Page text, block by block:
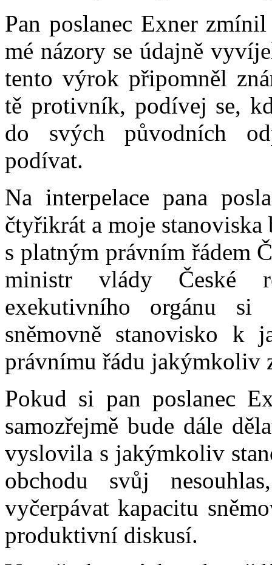
Pan poslanec Exner
mé názory se údajně
tento výrok připomněl
tě protivník, podívej se,
do svých původních
podívat.
Na interpelace pana
čtyřikrát a moje
s platným právním řádem
ministr vlády České
exekutivního orgánu
sněmovně stanovisko k
právnímu řádu jakýmkoliv
Pokud si pan poslanec
samozřejmě bude dále
vyslovila s jakýmkoliv
obchodu svůj
vyčerpávat kapacitu
produktivní diskusí.